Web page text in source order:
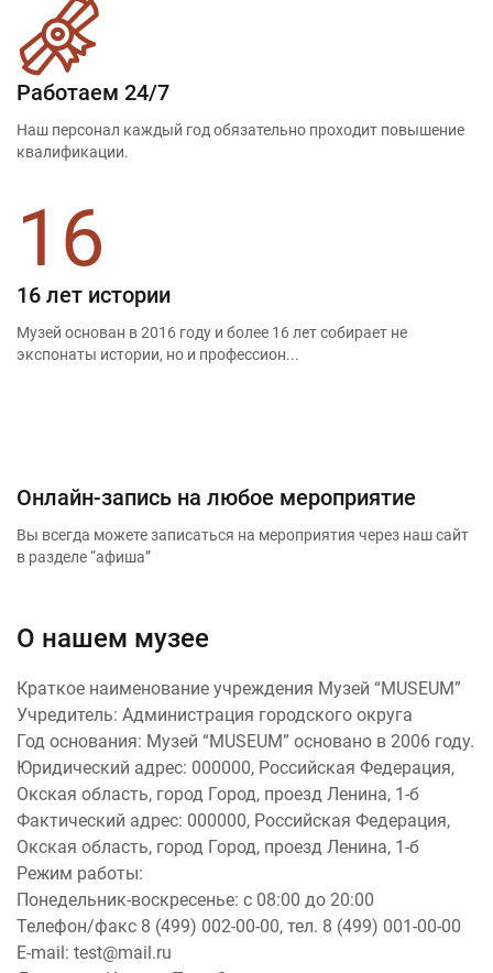
Работаем 24/7
Наш персонал каждый год обязательно проходит повышение
квалификации.
16
16 лет истории
Музей основан в 2016 году и более 16 лет собирает не
экспонаты истории, но и профессион...
Онлайн-запись на любое мероприятие
Вы всегда можете записаться на мероприятия через наш сайт
в разделе “афиша”
О нашем музее
Краткое наименование учреждения Музей “MUSEUM”
Учредитель: Администрация городского округа
Год основания: Музей “MUSEUM” основано в 2006 году.
Юридический адрес: 000000, Российская Федерация,
Окская область, город Город, проезд Ленина, 1-б
Фактический адрес: 000000, Российская Федерация,
Окская область, город Город, проезд Ленина, 1-б
Режим работы:
Понедельник-воскресенье: с 08:00 до 20:00
Телефон/факс 8 (499) 002-00-00, тел. 8 (499) 001-00-00
E-mail: test@mail.ru